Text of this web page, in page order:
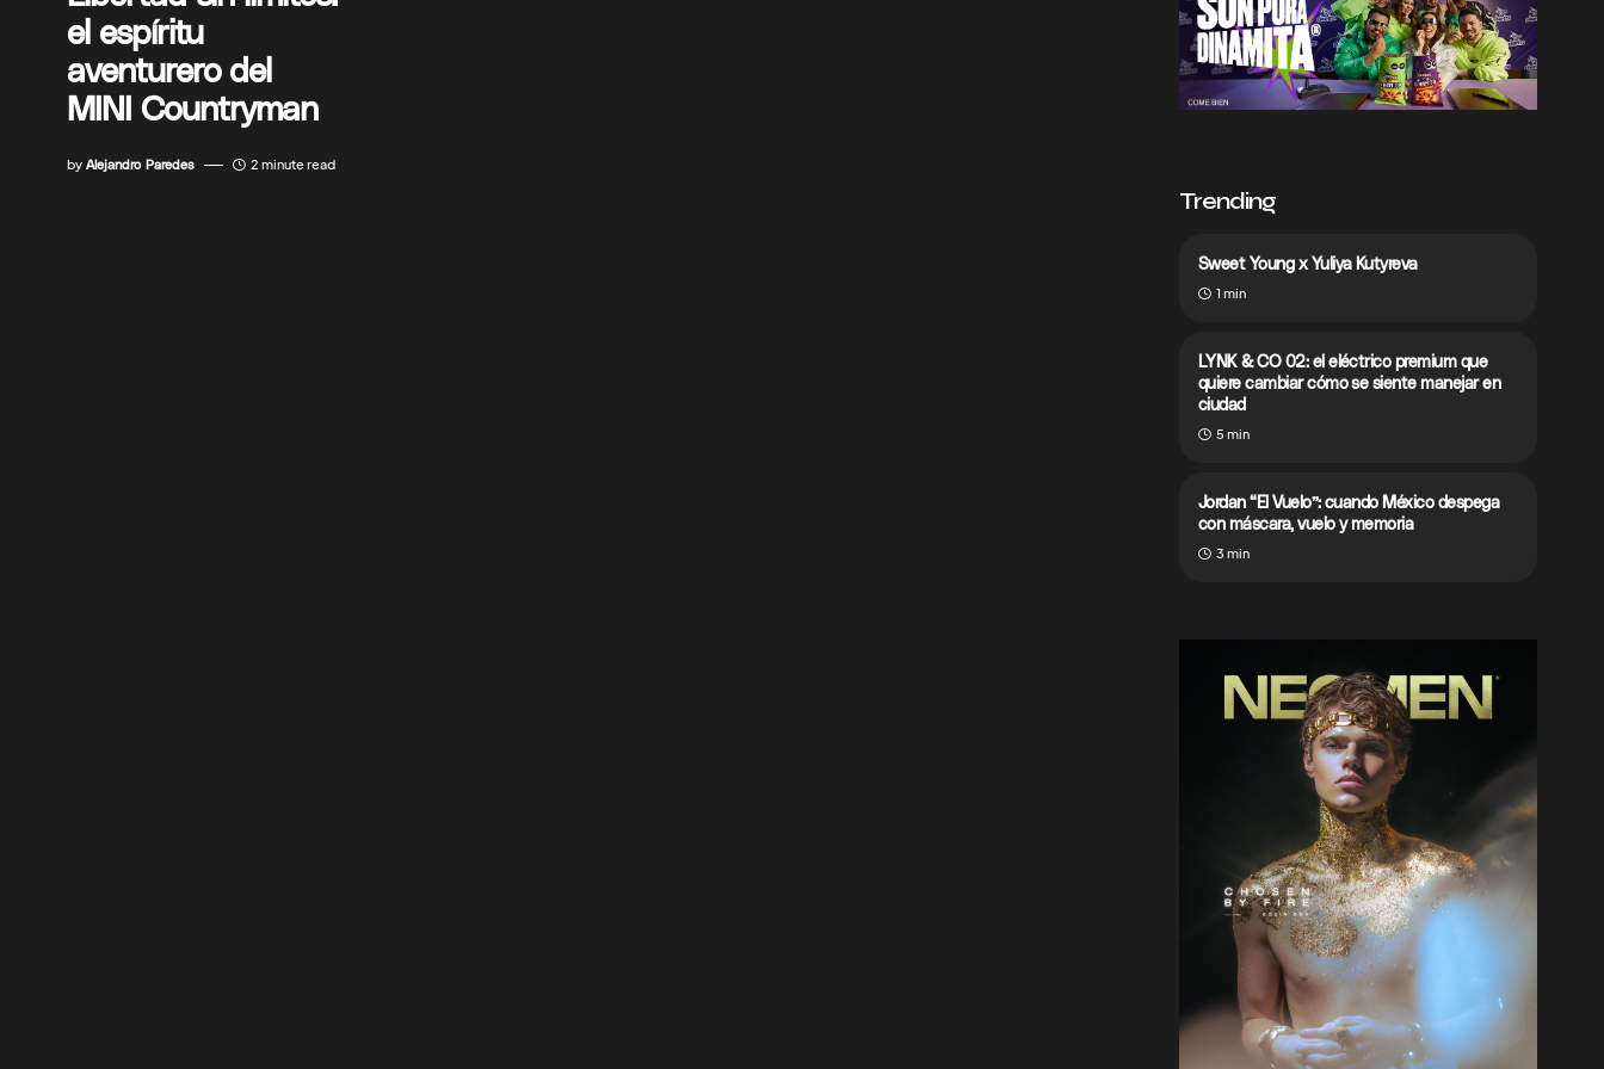
el espíritu
aventurero del
MINI Countryman
by Alejandro Paredes 2 minute read
Trending
Sweet Young x Yuliya Kutyreva
1 min
LYNK & CO 02: el eléctrico premium que
quiere cambiar cómo se siente manejar en
ciudad
5 min
Jordan “El Vuelo”: cuando México despega
con máscara, vuelo y memoria
3 min